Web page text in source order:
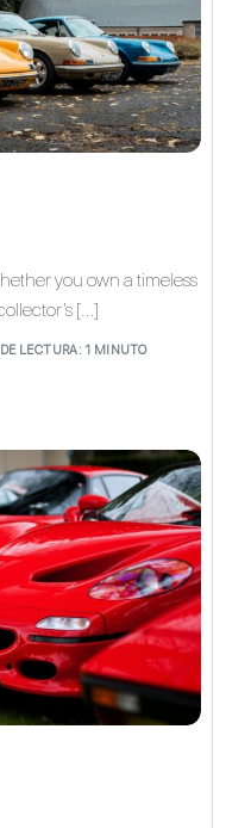
you own a timeless
[…]
LECTURA: 1 MINUTO